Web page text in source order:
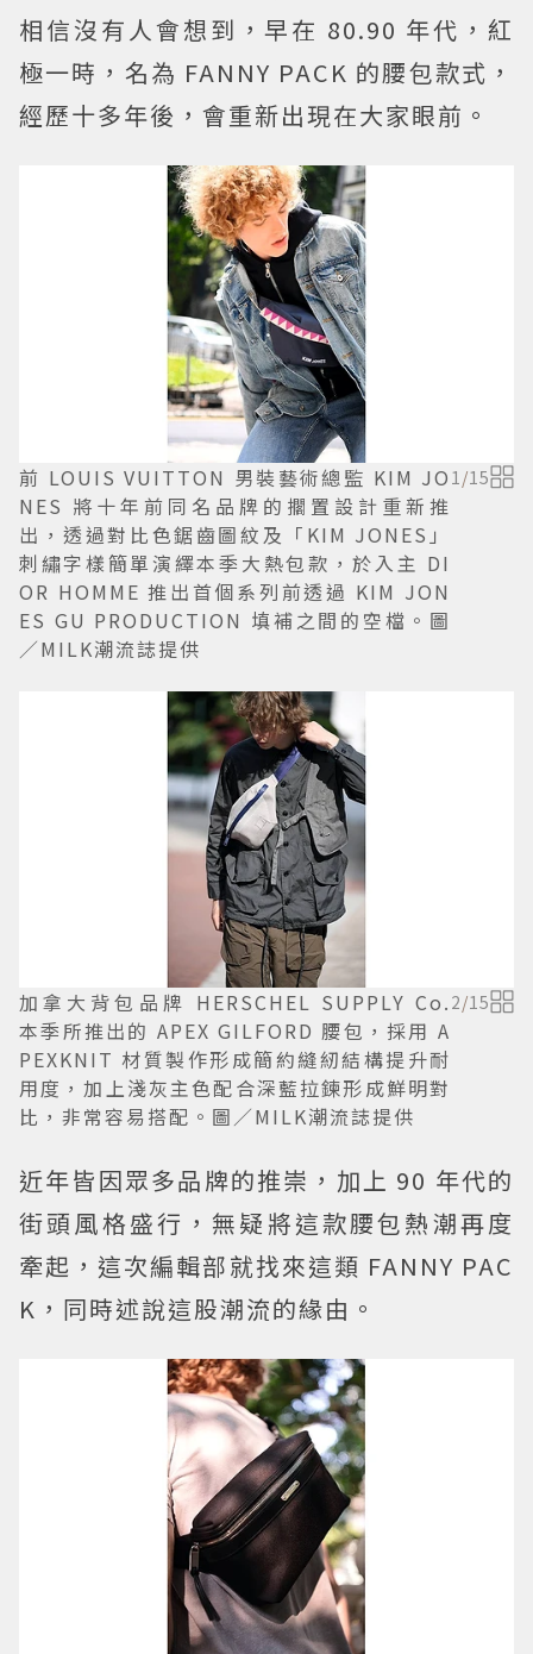
相信沒有人會想到，早在 80.90 年代，紅
極一時，名為 FANNY PACK 的腰包款式，
經歷十多年後，會重新出現在大家眼前。
前 LOUIS VUITTON 男裝藝術總監 KIM JO
NES 將十年前同名品牌的擱置設計重新推
出，透過對比色鋸齒圖紋及「KIM JONES」
刺繡字樣簡單演繹本季大熱包款，於入主 DI
OR HOMME 推出首個系列前透過 KIM JON
ES GU PRODUCTION 填補之間的空檔。圖
／MILK潮流誌提供
1 /15
加拿大背包品牌 HERSCHEL SUPPLY Co.
本季所推出的 APEX GILFORD 腰包，採用 A
PEXKNIT 材質製作形成簡約縫紉結構提升耐
用度，加上淺灰主色配合深藍拉鍊形成鮮明對
比，非常容易搭配。圖／MILK潮流誌提供
2/15
近年皆因眾多品牌的推崇，加上 90 年代的
街頭風格盛行，無疑將這款腰包熱潮再度
牽起，這次編輯部就找來這類 FANNY PAC
K，同時述說這股潮流的緣由。